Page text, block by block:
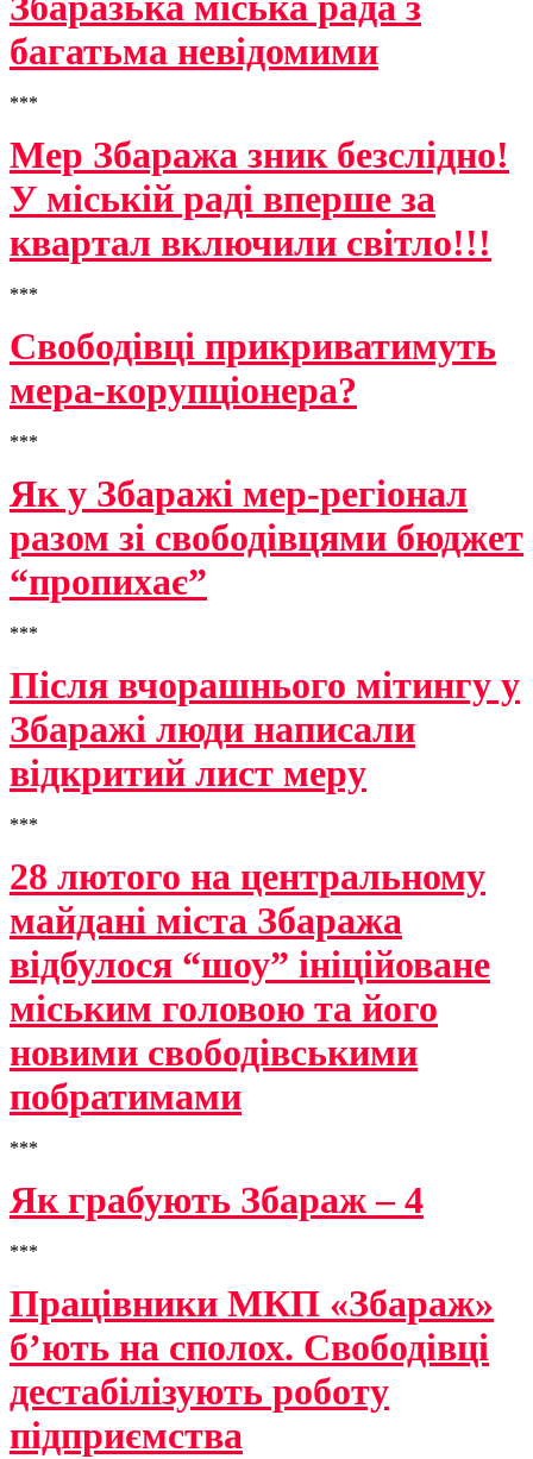
багатьма невідомими
***
Мер Збаража зник безслідно!
У міській раді вперше за
квартал включили світло!!!
***
Свободівці прикриватимуть
мера-корупціонера?
***
Як у Збаражі мер-регіонал
разом зі свободівцями бюджет
“пропихає”
***
Після вчорашнього мітингу у
Збаражі люди написали
відкритий лист меру
***
28 лютого на центральному
майдані міста Збаража
відбулося “шоу” ініційоване
міським головою та його
новими свободівськими
побратимами
***
Як грабують Збараж – 4
***
Працівники МКП «Збараж»
б’ють на сполох. Свободівці
дестабілізують роботу
підприємства